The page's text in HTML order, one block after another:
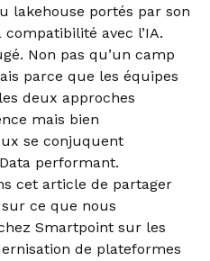
lakehouse portés par son
avec l’IA.
Non pas qu’un camp
parce que les équipes
deux approches
mais bien
se conjuquent
performant.
cet article de partager
ce que nous
Smartpoint sur les
de plateformes